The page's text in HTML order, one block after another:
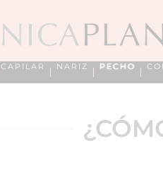
CAPILAR NARIZ PECHO